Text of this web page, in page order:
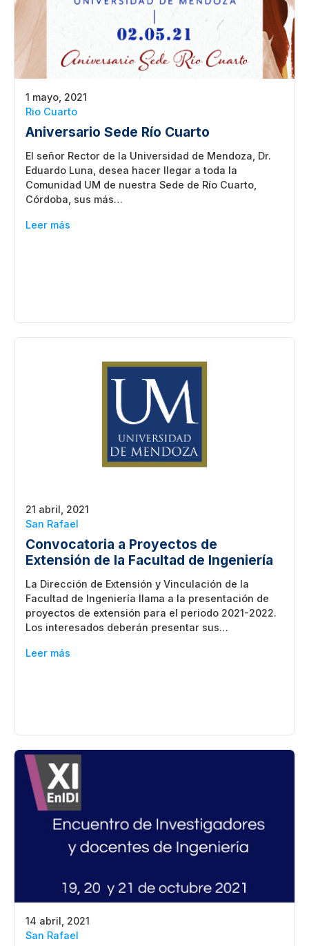
1 mayo, 2021
Rio Cuarto
Aniversario Sede Río Cuarto
El señor Rector de la Universidad de Mendoza, Dr.
Eduardo Luna, desea hacer llegar a toda la
Comunidad UM de nuestra Sede de Río Cuarto,
Córdoba, sus más…
Leer más
21 abril, 2021
San Rafael
Convocatoria a Proyectos de
Extensión de la Facultad de Ingeniería
La Dirección de Extensión y Vinculación de la
Facultad de Ingeniería llama a la presentación de
proyectos de extensión para el periodo 2021-2022.
Los interesados deberán presentar sus…
Leer más
14 abril, 2021
San Rafael